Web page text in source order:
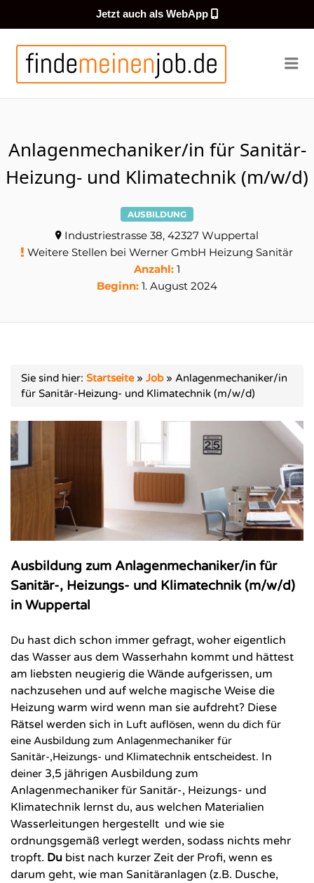
Jetzt auch als WebApp
Anlagenmechaniker/in für Sanitär-
Heizung- und Klimatechnik (m/w/d)
AUSBILDUNG
Industriestrasse 38, 42327 Wuppertal
Weitere Stellen bei Werner GmbH Heizung Sanitär
Anzahl: 1
Beginn: 1. August 2024
Sie sind hier: Startseite» Job» Anlagenmechaniker/in
für Sanitär-Heizung- und Klimatechnik (m/w/d)
Ausbildung zum Anlagenmechaniker/in für
Sanitär-, Heizungs- und Klimatechnik (m/w/d)
in Wuppertal
Du hast dich schon immer gefragt, woher eigentlich
das Wasser aus dem Wasserhahn kommt und hättest
am liebsten neugierig die Wände aufgerissen, um
nachzusehen und auf welche magische Weise die
Heizung warm wird wenn man sie aufdreht? Diese
Rätsel werden sich in Luft auflösen, wenn du dich für
eine Ausbildung zum Anlagenmechaniker für
Sanitär-,Heizungs- und Klimatechnik entscheidest. In
deiner 3,5 jährigen Ausbildung zum
Anlagenmechaniker für Sanitär-, Heizungs- und
Klimatechnik lernst du, aus welchen Materialien
Wasserleitungen hergestellt und wie sie
ordnungsgemäß verlegt werden, sodass nichts mehr
tropft. Du bist nach kurzer Zeit der Profi, wenn es
darum geht, wie man Sanitäranlagen (z.B. Dusche,